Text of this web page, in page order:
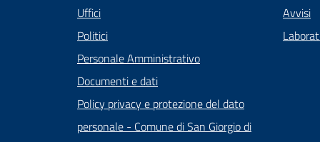
Uffici
Politici
Personale Amministrativo
Documenti e dati
Policy privacy e protezione del dato
personale - Comune di San Giorgio di
Avvisi